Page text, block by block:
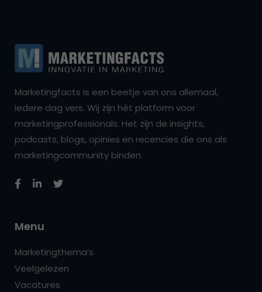
Marketingfacts is een beetje van ons allemaal,
iedere dag vers. Wij zijn hét platform voor
marketingprofessionals. Het zijn de insights,
podcasts, blogs, opinies en recencies die ons als
marketingcommunity binden.
Menu
Marketingthema’s
Veelgelezen
Vacatures